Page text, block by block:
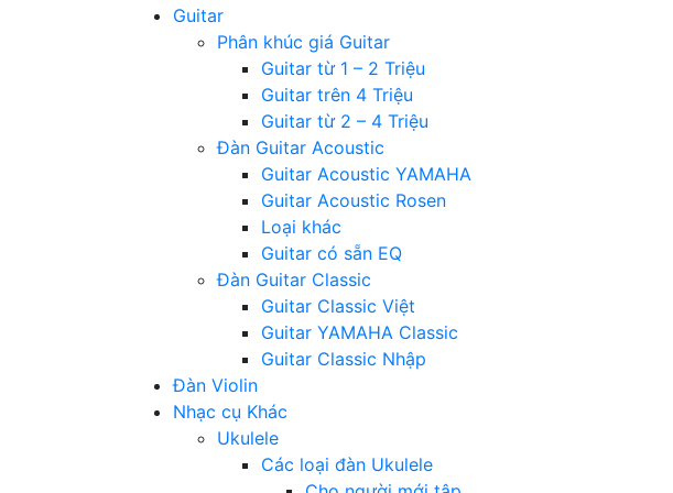
Guitar
Phân khúc giá Guitar
Guitar từ 1 – 2 Triệu
Guitar trên 4 Triệu
Guitar từ 2 – 4 Triệu
Đàn Guitar Acoustic
Guitar Acoustic YAMAHA
Guitar Acoustic Rosen
Loại khác
Guitar có sẵn EQ
Đàn Guitar Classic
Guitar Classic Việt
Guitar YAMAHA Classic
Guitar Classic Nhập
Đàn Violin
Nhạc cụ Khác
Ukulele
Các loại đàn Ukulele